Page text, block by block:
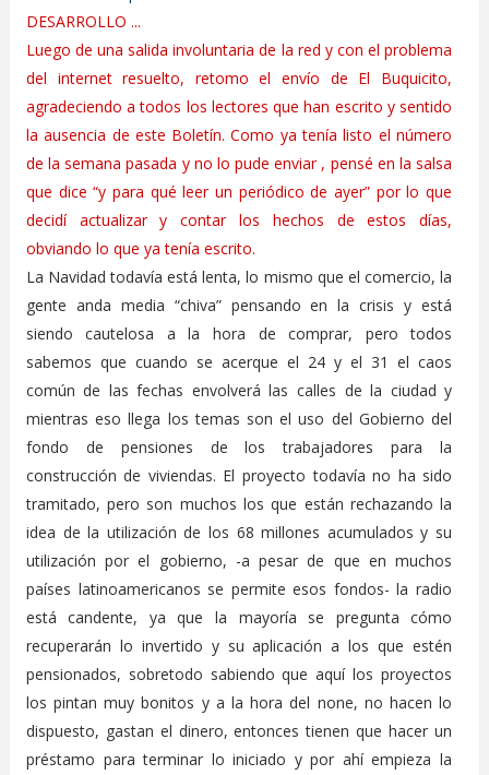
DESARROLLO ...
Luego de una salida involuntaria de la red y con el problema
del internet resuelto, retomo el envío de El Buquicito,
agradeciendo a todos los lectores que han escrito y sentido
la ausencia de este Boletín. Como ya tenía listo el número
de la semana pasada y no lo pude enviar , pensé en la salsa
que dice “y para qué leer un periódico de ayer” por lo que
decidí actualizar y contar los hechos de estos días,
obviando lo que ya tenía escrito.
La Navidad todavía está lenta, lo mismo que el comercio, la
gente anda media “chiva” pensando en la crisis y está
siendo cautelosa a la hora de comprar, pero todos
sabemos que cuando se acerque el 24 y el 31 el caos
común de las fechas envolverá las calles de la ciudad y
mientras eso llega los temas son el uso del Gobierno del
fondo de pensiones de los trabajadores para la
construcción de viviendas. El proyecto todavía no ha sido
tramitado, pero son muchos los que están rechazando la
idea de la utilización de los 68 millones acumulados y su
utilización por el gobierno, -a pesar de que en muchos
países latinoamericanos se permite esos fondos- la radio
está candente, ya que la mayoría se pregunta cómo
recuperarán lo invertido y su aplicación a los que estén
pensionados, sobretodo sabiendo que aquí los proyectos
los pintan muy bonitos y a la hora del none, no hacen lo
dispuesto, gastan el dinero, entonces tienen que hacer un
préstamo para terminar lo iniciado y por ahí empieza la